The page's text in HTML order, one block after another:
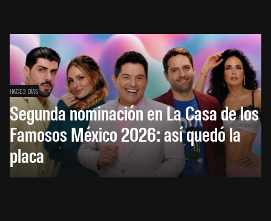
HACE 2 DÍAS
Segunda nominación en La Casa de los
Famosos México 2026: así quedó la
placa